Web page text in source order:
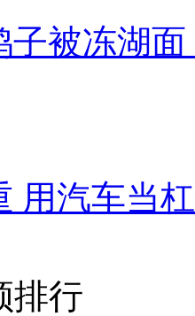
子被冻湖
用汽车当
排行